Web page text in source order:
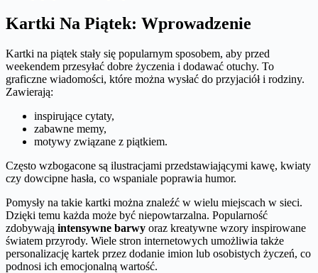
Kartki Na Piątek: Wprowadzenie
Kartki na piątek stały się popularnym sposobem, aby przed
weekendem przesyłać dobre życzenia i dodawać otuchy. To
graficzne wiadomości, które można wysłać do przyjaciół i rodziny.
Zawierają:
inspirujące cytaty,
zabawne memy,
motywy związane z piątkiem.
Często wzbogacone są ilustracjami przedstawiającymi kawę, kwiaty
czy dowcipne hasła, co wspaniale poprawia humor.
Pomysły na takie kartki można znaleźć w wielu miejscach w sieci.
Dzięki temu każda może być niepowtarzalna. Popularność
zdobywają intensywne barwy oraz kreatywne wzory inspirowane
światem przyrody. Wiele stron internetowych umożliwia także
personalizację kartek przez dodanie imion lub osobistych życzeń, co
podnosi ich emocjonalną wartość.